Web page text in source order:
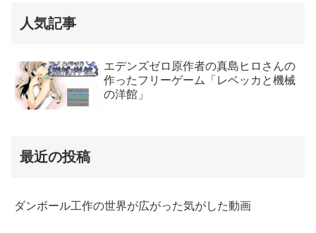
人気記事
エデンズゼロ原作者の真島ヒロさんの
作ったフリーゲーム「レベッカと機械
の洋館」
最近の投稿
ダンボール工作の世界が広がった気がした動画